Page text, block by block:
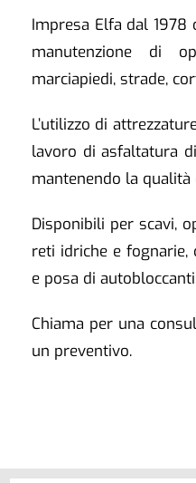
Impresa Elfa dal
manutenzione di
marciapiedi, strade,
L’utilizzo di
lavoro di asfaltatura
mantenendo la
Disponibili per scavi,
reti idriche e fognarie,
e posa di
Chiama per una
un preventivo.